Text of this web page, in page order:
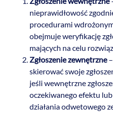
nieprawidłowość
procedurami
obejmuje weryfikację
mających na celu
Zgłoszenie zewnętrzne–
skierować swoje
jeśli wewnętrzne
oczekiwanego efektu
działania odwetowego